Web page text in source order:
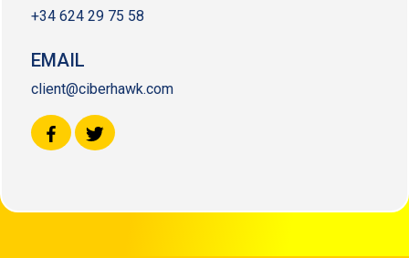
+34 624 29 75 58
EMAIL
client@ciberhawk.com